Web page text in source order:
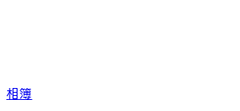
相簿